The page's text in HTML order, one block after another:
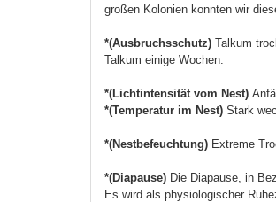
großen Kolonien konnten wir
*(Ausbruchsschutz) Talkum
Talkum einige Wochen.
*(Lichtintensität vom Nest)
*(Temperatur im Nest) Stark
*(Nestbefeuchtung) Extreme
*(Diapause) Die Diapause, in
Es wird als physiologischer